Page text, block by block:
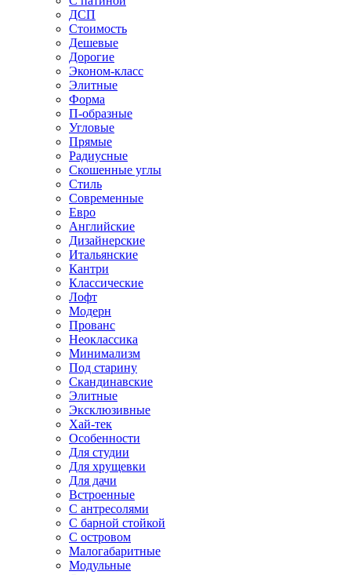
ДСП
Стоимость
Дешевые
Дорогие
Эконом-класс
Элитные
Форма
П-образные
Угловые
Прямые
Радиусные
Скошенные углы
Стиль
Современные
Евро
Английские
Дизайнерские
Итальянские
Кантри
Классические
Лофт
Модерн
Прованс
Неоклассика
Минимализм
Под старину
Скандинавские
Элитные
Эксклюзивные
Хай-тек
Особенности
Для студии
Для хрущевки
Для дачи
Встроенные
С антресолями
С барной стойкой
С островом
Малогабаритные
Модульные